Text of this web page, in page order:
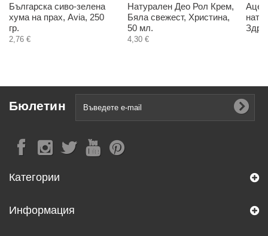
Българска сиво-зелена
хума на прах, Avia, 250
гр.
2,76 €
Натурален Део Рол Крем,
Бяла свежест, Христина,
50 мл.
4,30 €
Бюлетин
Категории
Информация